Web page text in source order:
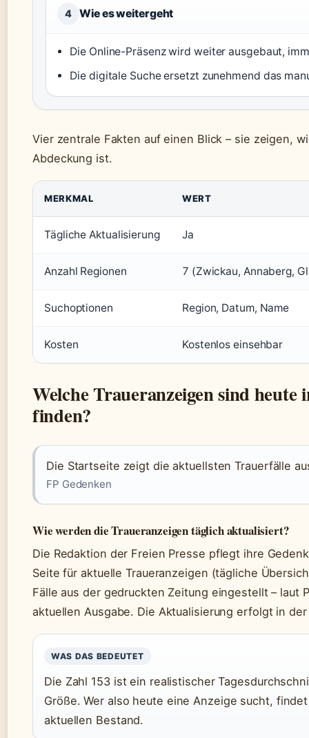
4 Wie es weitergeht
Die Online-Präsenz wird weiter ausgebaut,
Die digitale Suche ersetzt zunehmend das
Vier zentrale Fakten auf einen Blick – sie zeigen,
Abdeckung ist.
MERKMAL WERT
Tägliche Aktualisierung Ja
Anzahl Regionen 7 (Zwickau, Annaberg,
Suchoptionen Region, Datum, Name
Kosten Kostenlos einsehbar
Welche Traueranzeigen sind heute
finden?
Die Startseite zeigt die aktuellsten Trauerfälle
FP Gedenken
Wie werden die Traueranzeigen täglich aktualisiert?
Die Redaktion der Freien Presse pflegt ihre
Seite für aktuelle Traueranzeigen (tägliche
Fälle aus der gedruckten Zeitung eingestellt – laut
aktuellen Ausgabe. Die Aktualisierung erfolgt in
WAS DAS BEDEUTET
Die Zahl 153 ist ein realistischer
Größe. Wer also heute eine Anzeige sucht,
aktuellen Bestand.